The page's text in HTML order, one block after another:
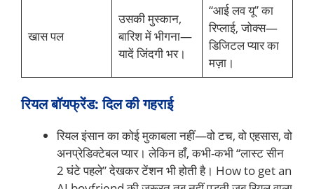
खास पल
उसकी मुस्कान,
बारिश में भीगना—
यादें जिंदगी भर।
“आई लव यू” का
रिप्लाई, जोक्स—
डिजिटल प्यार का
मज़ा।
रियल बॉयफ्रेंड: दिल की गहराई
रियल इंसान का कोई मुकाबला नहीं—वो टच, वो एहसास, वो
अनप्रेडिक्टेबल प्यार। लेकिन हाँ, कभी-कभी “लास्ट सीन
2 घंटे पहले” देखकर टेंशन भी होती है। How to get an